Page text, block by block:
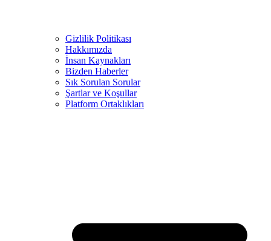
Gizlilik Politikası
Hakkımızda
İnsan Kaynakları
Bizden Haberler
Sık Sorulan Sorular
Şartlar ve Koşullar
Platform Ortaklıkları